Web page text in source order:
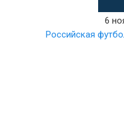
6
Российская